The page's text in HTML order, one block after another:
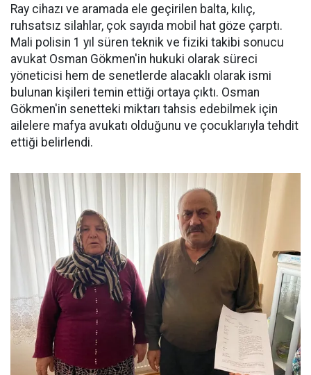
Ray cihazı ve aramada ele geçirilen balta, kılıç,
ruhsatsız silahlar, çok sayıda mobil hat göze çarptı.
Mali polisin 1 yıl süren teknik ve fiziki takibi sonucu
avukat Osman Gökmen'in hukuki olarak süreci
yöneticisi hem de senetlerde alacaklı olarak ismi
bulunan kişileri temin ettiği ortaya çıktı. Osman
Gökmen'in senetteki miktarı tahsis edebilmek için
ailelere mafya avukatı olduğunu ve çocuklarıyla tehdit
ettiği belirlendi.